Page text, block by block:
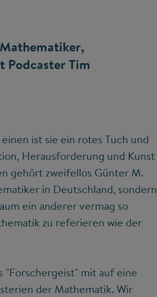
Podcaster Tim
ist sie ein rotes Tuch und
Herausforderung und Kunst
gehört zweifellos Günter M.
in Deutschland, sondern
ein anderer vermag so
zu referieren wie der
"Forschergeist" mit auf eine
der Mathematik. Wir